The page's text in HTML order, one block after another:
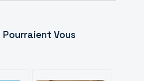
Vous